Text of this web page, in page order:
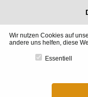
Wir nutzen Cookies auf
andere uns helfen, diese
Essentiell